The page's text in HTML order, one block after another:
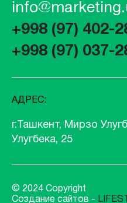
+998 (97) 402-
+998 (97) 037-
АДРЕС:
г.Ташкент, Мирзо
Улугбека, 25
© 2024 Copyright
Создание сайтов -